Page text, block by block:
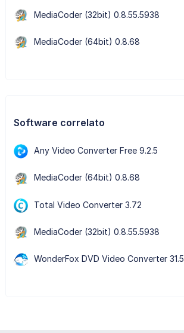
MediaCoder (32bit) 0.8.55.5938
MediaCoder (64bit) 0.8.68
Software correlato
Any Video Converter Free 9.2.5
MediaCoder (64bit) 0.8.68
Total Video Converter 3.72
MediaCoder (32bit) 0.8.55.5938
WonderFox DVD Video Converter 31.5